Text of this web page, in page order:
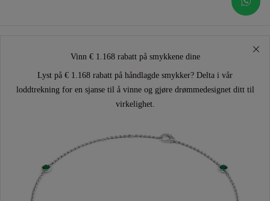
Vinn € 1.168 rabatt på smykkene dine
Lyst på € 1.168 rabatt på håndlagde smykker? Delta i vår
loddtrekning for en sjanse til å vinne og gjøre drømmedesignet ditt til
virkelighet.